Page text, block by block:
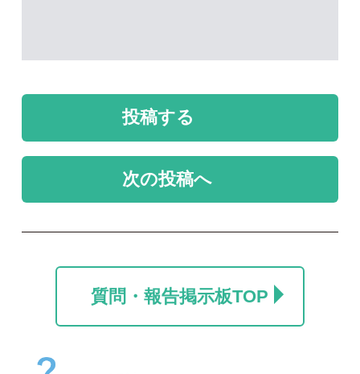
ツキノワグマ？？
2026/02/01
自宅のベッド上にいま
した。
未解決